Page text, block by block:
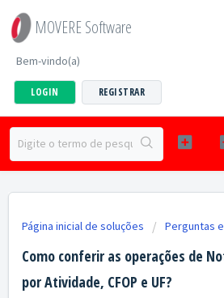
MOVERE Software
Bem-vindo(a)
LOGIN REGISTRAR
Página inicial de soluções Perguntas
Como conferir as operações de
por Atividade, CFOP e UF?